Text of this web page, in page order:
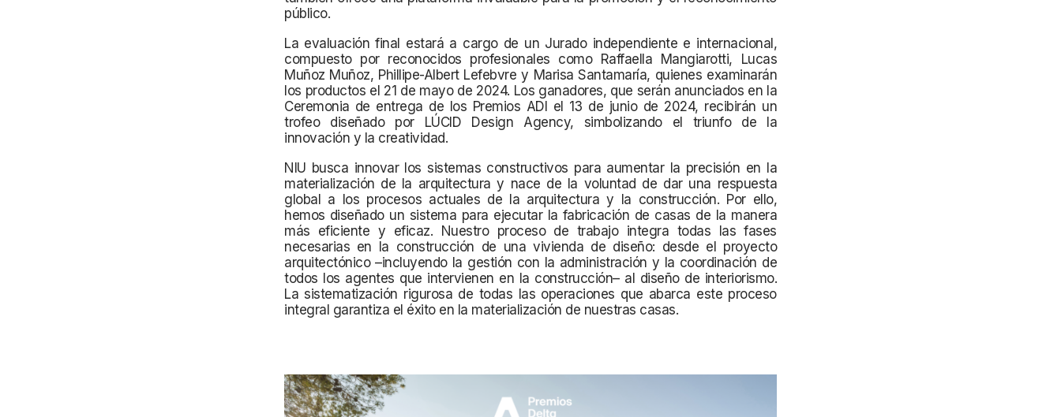
público.
La evaluación final estará a cargo de un Jurado independiente e internacional,
compuesto por reconocidos profesionales como Raffaella Mangiarotti, Lucas
Muñoz Muñoz, Phillipe-Albert Lefebvre y Marisa Santamaría, quienes examinarán
los productos el 21 de mayo de 2024. Los ganadores, que serán anunciados en la
Ceremonia de entrega de los Premios ADI el 13 de junio de 2024, recibirán un
trofeo diseñado por LÚCID Design Agency, simbolizando el triunfo de la
innovación y la creatividad.
NIU busca innovar los sistemas constructivos para aumentar la precisión en la
materialización de la arquitectura y nace de la voluntad de dar una respuesta
global a los procesos actuales de la arquitectura y la construcción. Por ello,
hemos diseñado un sistema para ejecutar la fabricación de casas de la manera
más eficiente y eficaz. Nuestro proceso de trabajo integra todas las fases
necesarias en la construcción de una vivienda de diseño: desde el proyecto
arquitectónico –incluyendo la gestión con la administración y la coordinación de
todos los agentes que intervienen en la construcción– al diseño de interiorismo.
La sistematización rigurosa de todas las operaciones que abarca este proceso
integral garantiza el éxito en la materialización de nuestras casas.